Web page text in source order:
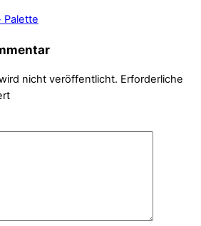
Palette
nicht veröffentlicht. Erforderliche